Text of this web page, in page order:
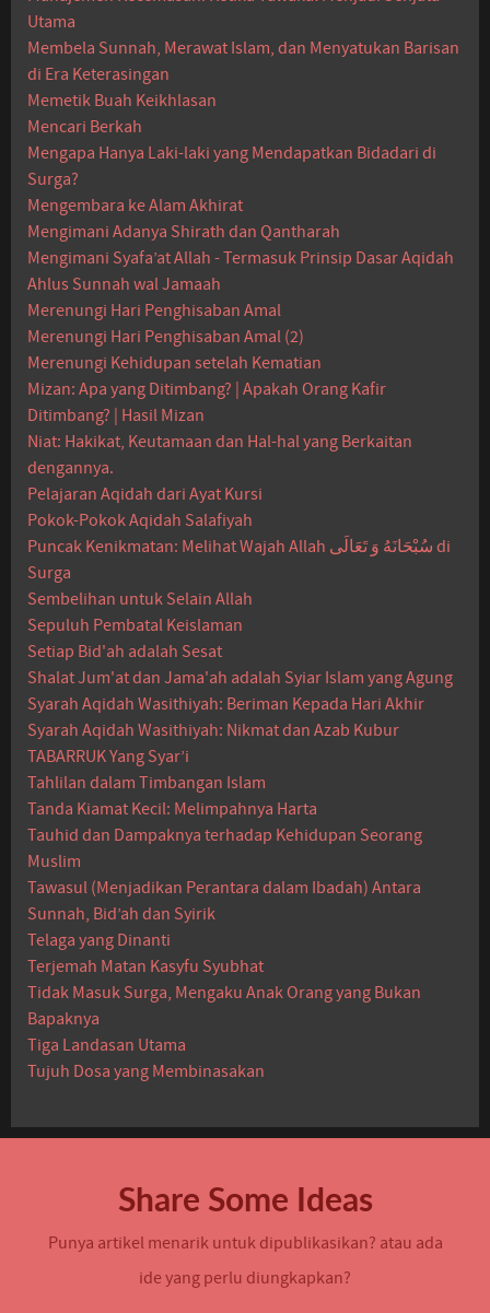
Utama
Membela Sunnah, Merawat Islam, dan Menyatukan Barisan
di Era Keterasingan
Memetik Buah Keikhlasan
Mencari Berkah
Mengapa Hanya Laki-laki yang Mendapatkan Bidadari di
Surga?
Mengembara ke Alam Akhirat
Mengimani Adanya Shirath dan Qantharah
Mengimani Syafa’at Allah - Termasuk Prinsip Dasar Aqidah
Ahlus Sunnah wal Jamaah
Merenungi Hari Penghisaban Amal
Merenungi Hari Penghisaban Amal (2)
Merenungi Kehidupan setelah Kematian
Mizan: Apa yang Ditimbang? | Apakah Orang Kafir
Ditimbang? | Hasil Mizan
Niat: Hakikat, Keutamaan dan Hal-hal yang Berkaitan
dengannya.
Pelajaran Aqidah dari Ayat Kursi
Pokok-Pokok Aqidah Salafiyah
Puncak Kenikmatan: Melihat Wajah Allah سُبْحَانَهُ وَ تَعَالَى di
Surga
Sembelihan untuk Selain Allah
Sepuluh Pembatal Keislaman
Setiap Bid'ah adalah Sesat
Shalat Jum'at dan Jama'ah adalah Syiar Islam yang Agung
Syarah Aqidah Wasithiyah: Beriman Kepada Hari Akhir
Syarah Aqidah Wasithiyah: Nikmat dan Azab Kubur
TABARRUK Yang Syar’i
Tahlilan dalam Timbangan Islam
Tanda Kiamat Kecil: Melimpahnya Harta
Tauhid dan Dampaknya terhadap Kehidupan Seorang
Muslim
Tawasul (Menjadikan Perantara dalam Ibadah) Antara
Sunnah, Bid’ah dan Syirik
Telaga yang Dinanti
Terjemah Matan Kasyfu Syubhat
Tidak Masuk Surga, Mengaku Anak Orang yang Bukan
Bapaknya
Tiga Landasan Utama
Tujuh Dosa yang Membinasakan
Share Some Ideas
Punya artikel menarik untuk dipublikasikan? atau ada
ide yang perlu diungkapkan?